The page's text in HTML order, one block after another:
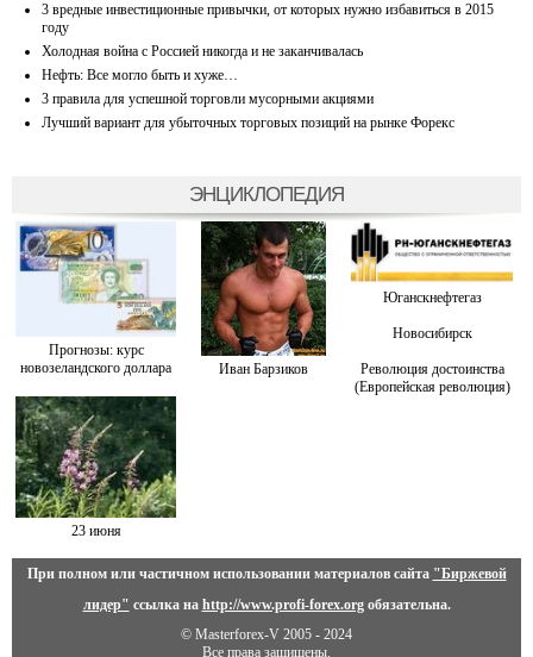
3 вредные инвестиционные привычки, от которых нужно избавиться в 2015
году
Холодная война с Россией никогда и не заканчивалась
Нефть: Все могло быть и хуже…
3 правила для успешной торговли мусорными акциями
Лучший вариант для убыточных торговых позиций на рынке Форекс
ЭНЦИКЛОПЕДИЯ
Прогнозы: курс
новозеландского доллара
Иван Барзиков
Юганскнефтегаз
Новосибирск
Революция достоинства
(Европейская революция)
23 июня
При полном или частичном использовании материалов сайта "Биржевой
лидер" ссылка на http://www.profi-forex.orgобязательна.
© Masterforex-V 2005 - 2024
Все права защищены.